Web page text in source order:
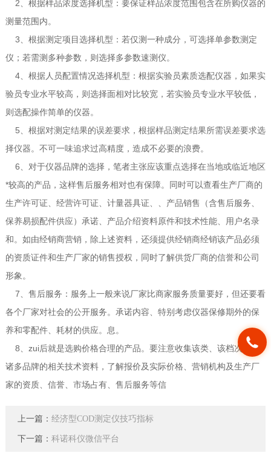
2、根据样品浓度选择机型：要保证样品浓度范围包含在所购仪器的
测量范围内。
3、根据测定项目选择机型：若仅测一种成分，可选择单参数测定
仪；若需测多种参数，则选择多参数速测仪。
4、根据人员配置情况选择机型：根据实验员素质选配仪器，如果实
验员专业水平较高，则选择面相对比较宽，若实验员专业水平较低，
则选配操作简单的仪器。
5、根据对测定结果的误差要求，根据样品测定结果所需误差要求选
择仪器。不可一味追求过高精度，造成不必要的浪费。
6、对于仪器品牌的选择，笔者主张应该重点选择在当地或临近地区
*较高的产品，这样售后服务相对也有保障。同时可以查看生产厂商的
生产许可证、经营许可证、计量器具证、、产品销售（含售后服务、
保养易损配件供应）承诺、产品介绍资料原件和技术性能、用户名录
和。如由经销商营销，除上述资料，还须提供经销商经销该产品必须
的资质证件和生产厂家的销售授权，同时了解供货厂商的信誉和公司
形象。
7、售后服务：服务上一般来说厂家比商家服务质量要好，但还要看
各个厂家对社会的公开服务。承诺内容、特别考虑仪器保修期外的保
养和零配件、耗材的供应。息。
8、zui后就是选购价格合理的产品。要注意收集该类、该档次仪器
诸多品牌的相关技术资料，了解报价及实际价格、营销机构及生产厂
家的资质、信誉、市场占有、售后服务等信
上一篇： 经济型COD测定仪技巧指标
下一篇： 科诺科仪微信平台